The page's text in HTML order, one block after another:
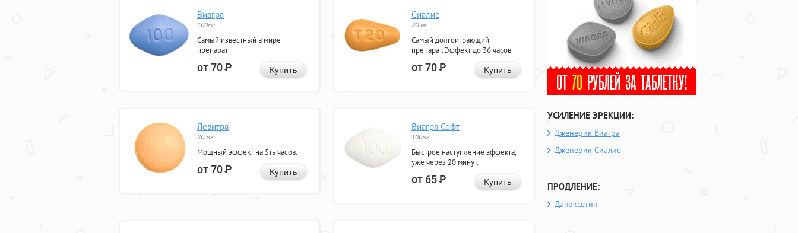
Виагра
100мг
Самый известный в мире
препарат
от 70Р Купить
Сиалис
20 мг
Самый долгоиграющий
препарат. Эффект до 36 часов.
от 70Р Купить
Левитра
20 мг
Мощный эффект на 5ть часов.
от 70Р Купить
Виагра Софт
100мг
Быстрое наступление эффекта,
уже через 20 минут.
от 65Р Купить
УСИЛЕНИЕ ЭРЕКЦИИ:
Дженерик Виагра
Дженерик Сиалис
ПРОДЛЕНИЕ:
Дапоксетин